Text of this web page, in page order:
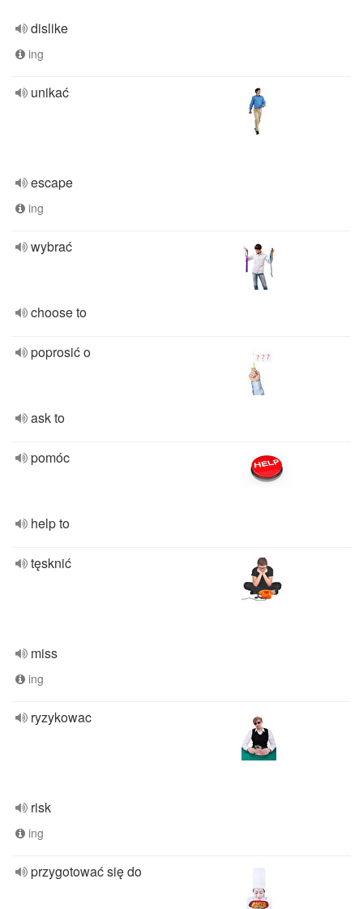
dislike
ing
unikać
escape
ing
wybrać
choose to
poprosić o
ask to
pomóc
help to
tęsknić
miss
ing
ryzykowac
risk
ing
przygotować się do